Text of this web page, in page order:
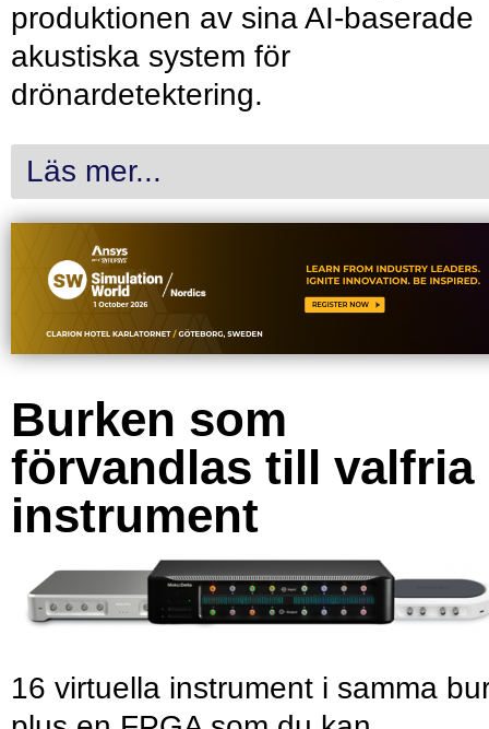
produktionen av sina AI-baserade
akustiska system för
drönardetektering.
Läs mer...
Burken som
förvandlas till valfria
instrument
16 virtuella instrument i samma